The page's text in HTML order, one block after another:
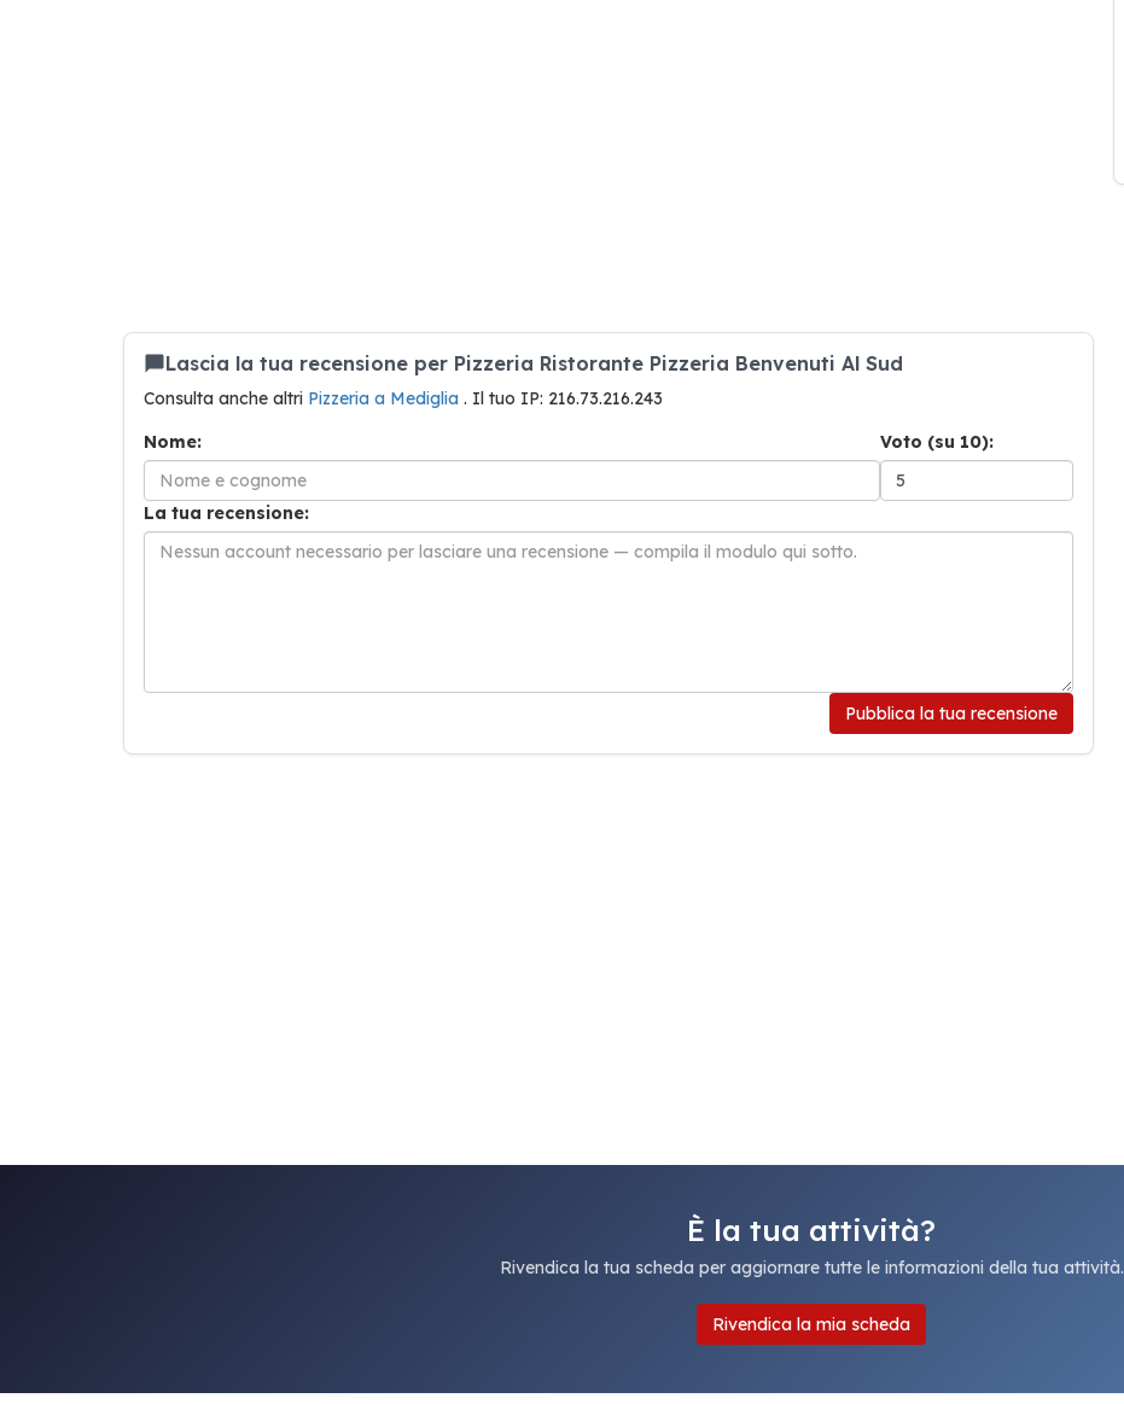
Lascia la tua recensione per Pizzeria Ristorante Pizzeria Benvenuti Al Sud
Consulta anche altri Pizzeria a Mediglia . Il tuo IP: 216.73.216.243
Nome:
Voto (su 10):
La tua recensione:
Pubblica la tua recensione
È la tua attività?
Rivendica la tua scheda per aggiornare tutte le informazioni della tua attività.
Rivendica la mia scheda